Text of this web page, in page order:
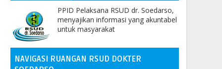
PPID Pelaksana RSUD dr. Soedarso,
menyajikan informasi yang akuntabel
untuk masyarakat
NAVIGASI RUANGAN RSUD DOKTER